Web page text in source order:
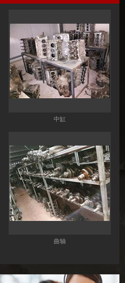
中缸
曲轴